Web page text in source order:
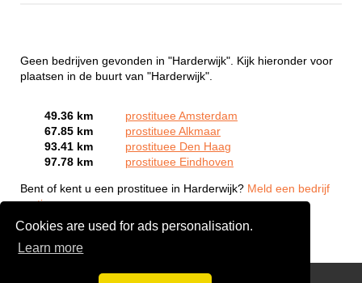
Cookies are used for ads personalisation.
Learn more
Geen bedrijven gevonden in "Harderwijk". Kijk hieronder voor
plaatsen in de buurt van "Harderwijk".
49.36 km
prostituee Amsterdam
67.85 km
prostituee Alkmaar
93.41 km
prostituee Den Haag
97.78 km
prostituee Eindhoven
Bent of kent u een prostituee in Harderwijk? Meld een bedrijf
gratis aan